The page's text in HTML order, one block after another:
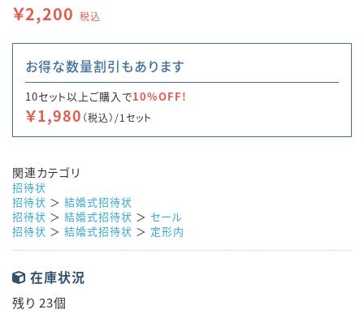
￥2,200 税込
お得な数量割引もあります
10セット以上ご購入で10%OFF!
￥1,980 （税込）/1セット
関連カテゴリ
招待状
招待状 ＞ 結婚式招待状
招待状 ＞ 結婚式招待状 ＞ セール
招待状 ＞ 結婚式招待状 ＞ 定形内
在庫状況
残り 23個